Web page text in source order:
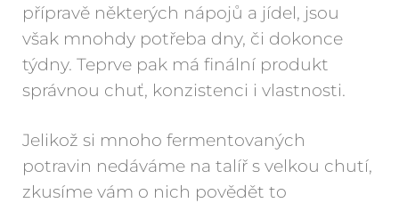
přípravě některých nápojů a jídel, jsou
však mnohdy potřeba dny, či dokonce
týdny. Teprve pak má finální produkt
správnou chuť, konzistenci i vlastnosti.
Jelikož si mnoho fermentovaných
potravin nedáváme na talíř s velkou chutí,
zkusíme vám o nich povědět to